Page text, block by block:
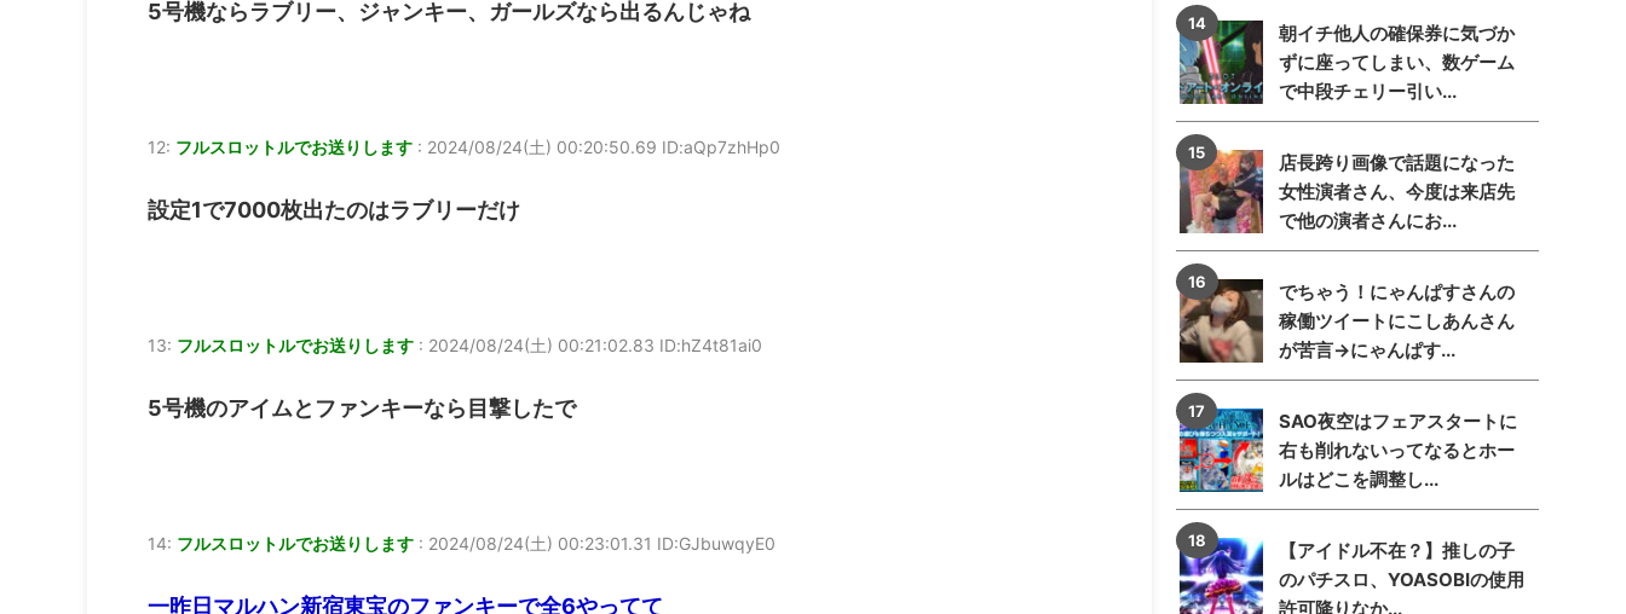
5号機ならラブリー、ジャンキー、ガールズなら出るんじゃね
12: フルスロットルでお送りします : 2024/08/24(土) 00:20:50.69 ID:aQp7zhHp0
設定1で7000枚出たのはラブリーだけ
13: フルスロットルでお送りします : 2024/08/24(土) 00:21:02.83 ID:hZ4t81ai0
5号機のアイムとファンキーなら目撃したで
14: フルスロットルでお送りします : 2024/08/24(土) 00:23:01.31 ID:GJbuwqyE0
一昨日マルハン新宿東宝のファンキーで全6やってて
朝イチ他人の確保券に気づか
ずに座ってしまい、数ゲーム
で中段チェリー引い...
店長跨り画像で話題になった
女性演者さん、今度は来店先
で他の演者さんにお...
でちゃう！にゃんぱすさんの
稼働ツイートにこしあんさん
が苦言→にゃんぱす...
SAO夜空はフェアスタートに
右も削れないってなるとホー
ルはどこを調整し...
【アイドル不在？】推しの子
のパチスロ、YOASOBIの使用
許可降りなか...